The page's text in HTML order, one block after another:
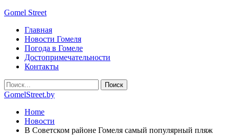
Gomel Street
Главная
Новости Гомеля
Погода в Гомеле
Достопримечательности
Контакты
GomelStreet.by
Home
Новости
В Советском районе Гомеля самый популярный пляж